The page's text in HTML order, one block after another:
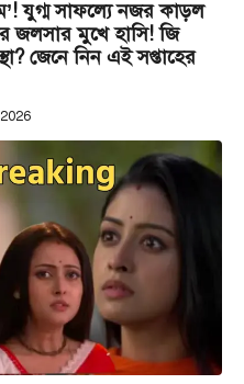
যুগ্ম সাফল্যে নজর কাড়ল
জলসার মুখে হাসি! জি
জেনে নিন এই সপ্তাহের